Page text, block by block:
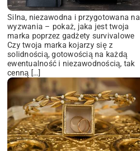
Silna, niezawodna i przygotowana na
wyzwania – pokaż, jaka jest twoja
marka poprzez gadżety survivalowe
Czy twoja marka kojarzy się z
solidnością, gotowością na każdą
ewentualność i niezawodnością, tak
cenną […]